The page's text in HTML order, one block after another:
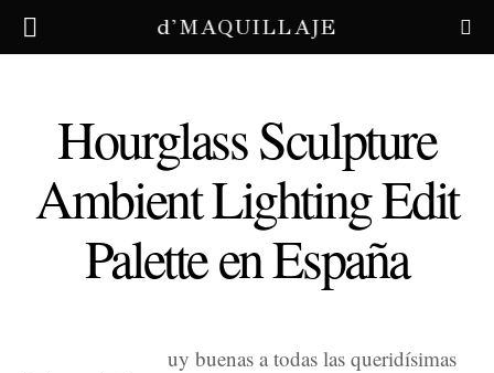
d'MAQUILLAJE
Hourglass Sculpture
Ambient Lighting Edit
Palette en España
uy buenas a todas las queridísimas